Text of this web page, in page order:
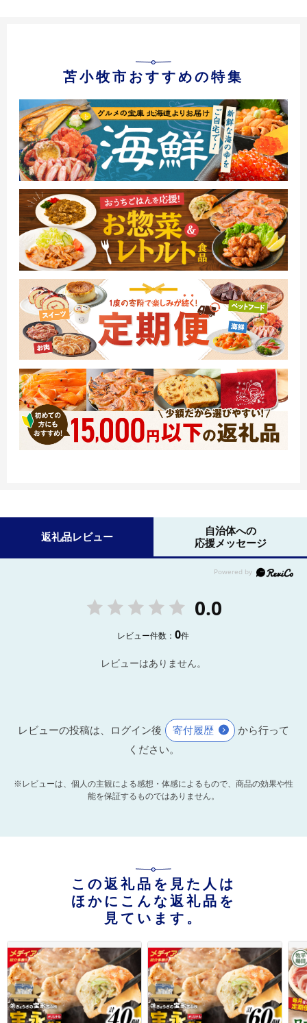
苫小牧市おすすめの特集
返礼品レビュー
自治体への
応援メッセージ
0.0
レビュー件数：0件
レビューはありません。
レビューの投稿は、ログイン後 寄付履歴
から行って
ください。
※レビューは、個人の主観による感想・体感によるもので、商品の効果や性
能を保証するものではありません。
この返礼品を見た人は
ほかにこんな返礼品を
見ています。